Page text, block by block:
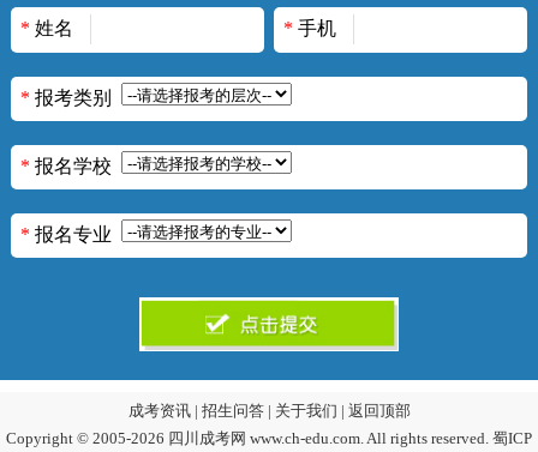
* 姓名 * 手机
* 报考类别
* 报名学校
* 报名专业
成考资讯| 招生问答| 关于我们 | 返回顶部
Copyright © 2005-2026 四川成考网 www.ch-edu.com. All rights reserved. 蜀ICP